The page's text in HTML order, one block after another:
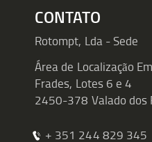
CONTATO
Rotompt, Lda - Sede
Área de Localização
Frades, Lotes 6 e 4
2450-378 Valado dos
+ 351 244 829 345